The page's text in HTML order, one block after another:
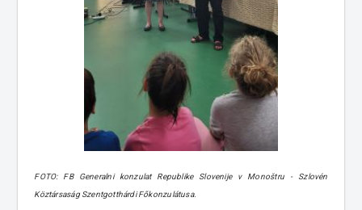
FOTO: FB Generalni konzulat Republike Slovenije v Monoštru - Szlovén
Köztársaság Szentgotthárdi Főkonzulátusa.